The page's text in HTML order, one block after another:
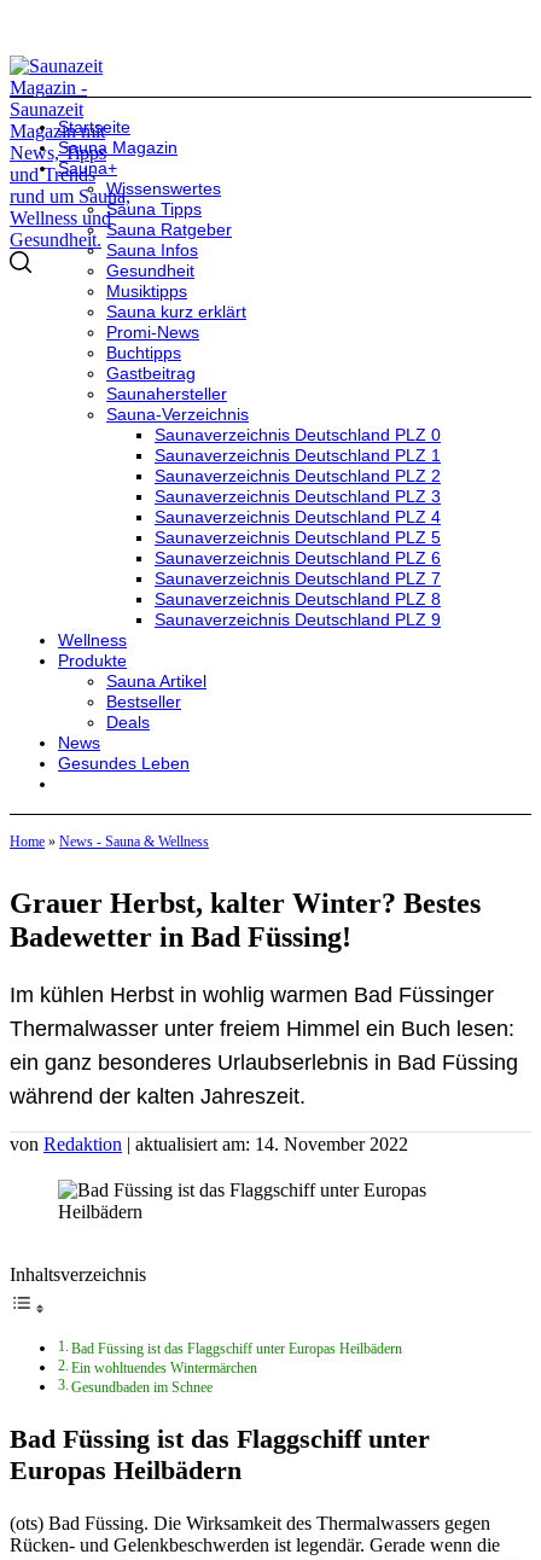
Startseite
Sauna Magazin
Sauna+
Wissenswertes
Sauna Tipps
Sauna Ratgeber
Sauna Infos
Gesundheit
Musiktipps
Sauna kurz erklärt
Promi-News
Buchtipps
Gastbeitrag
Saunahersteller
Sauna-Verzeichnis
Saunaverzeichnis Deutschland PLZ 0
Saunaverzeichnis Deutschland PLZ 1
Saunaverzeichnis Deutschland PLZ 2
Saunaverzeichnis Deutschland PLZ 3
Saunaverzeichnis Deutschland PLZ 4
Saunaverzeichnis Deutschland PLZ 5
Saunaverzeichnis Deutschland PLZ 6
Saunaverzeichnis Deutschland PLZ 7
Saunaverzeichnis Deutschland PLZ 8
Saunaverzeichnis Deutschland PLZ 9
Wellness
Produkte
Sauna Artikel
Bestseller
Deals
News
Gesundes Leben
Home » News - Sauna & Wellness
Grauer Herbst, kalter Winter? Bestes
Badewetter in Bad Füssing!
Im kühlen Herbst in wohlig warmen Bad Füssinger
Thermalwasser unter freiem Himmel ein Buch lesen:
ein ganz besonderes Urlaubserlebnis in Bad Füssing
während der kalten Jahreszeit.
von Redaktion | aktualisiert am: 14. November 2022
Inhaltsverzeichnis
Bad Füssing ist das Flaggschiff unter Europas Heilbädern
Ein wohltuendes Wintermärchen
Gesundbaden im Schnee
Bad Füssing ist das Flaggschiff unter
Europas Heilbädern
(ots) Bad Füssing. Die Wirksamkeit des Thermalwassers gegen
Rücken- und Gelenkbeschwerden ist legendär. Gerade wenn die